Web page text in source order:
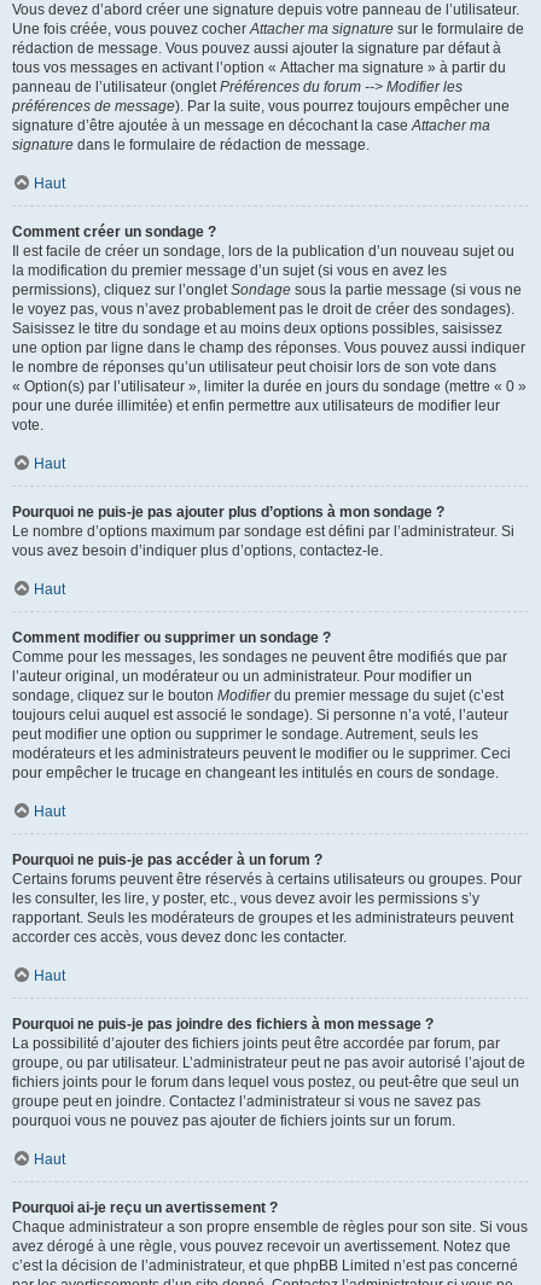
Vous devez d’abord créer une signature depuis votre panneau de l’utilisateur.
Une fois créée, vous pouvez cocherAttacher ma signature sur le formulaire de
rédaction de message. Vous pouvez aussi ajouter la signature par défaut à
tous vos messages en activant l’option « Attacher ma signature » à partir du
panneau de l’utilisateur (ongletPréférences du forum --> Modifier les
préférences de message). Par la suite, vous pourrez toujours empêcher une
signature d’être ajoutée à un message en décochant la caseAttacher ma
signature dans le formulaire de rédaction de message.
Haut
Comment créer un sondage ?
Il est facile de créer un sondage, lors de la publication d’un nouveau sujet ou
la modification du premier message d’un sujet (si vous en avez les
permissions), cliquez sur l’ongletSondage sous la partie message (si vous ne
le voyez pas, vous n’avez probablement pas le droit de créer des sondages).
Saisissez le titre du sondage et au moins deux options possibles, saisissez
une option par ligne dans le champ des réponses. Vous pouvez aussi indiquer
le nombre de réponses qu’un utilisateur peut choisir lors de son vote dans
« Option(s) par l’utilisateur », limiter la durée en jours du sondage (mettre « 0 »
pour une durée illimitée) et enfin permettre aux utilisateurs de modifier leur
vote.
Haut
Pourquoi ne puis-je pas ajouter plus d’options à mon sondage ?
Le nombre d’options maximum par sondage est défini par l’administrateur. Si
vous avez besoin d’indiquer plus d’options, contactez-le.
Haut
Comment modifier ou supprimer un sondage ?
Comme pour les messages, les sondages ne peuvent être modifiés que par
l’auteur original, un modérateur ou un administrateur. Pour modifier un
sondage, cliquez sur le bouton Modifierdu premier message du sujet (c’est
toujours celui auquel est associé le sondage). Si personne n’a voté, l’auteur
peut modifier une option ou supprimer le sondage. Autrement, seuls les
modérateurs et les administrateurs peuvent le modifier ou le supprimer. Ceci
pour empêcher le trucage en changeant les intitulés en cours de sondage.
Haut
Pourquoi ne puis-je pas accéder à un forum ?
Certains forums peuvent être réservés à certains utilisateurs ou groupes. Pour
les consulter, les lire, y poster, etc., vous devez avoir les permissions s’y
rapportant. Seuls les modérateurs de groupes et les administrateurs peuvent
accorder ces accès, vous devez donc les contacter.
Haut
Pourquoi ne puis-je pas joindre des fichiers à mon message ?
La possibilité d’ajouter des fichiers joints peut être accordée par forum, par
groupe, ou par utilisateur. L’administrateur peut ne pas avoir autorisé l’ajout de
fichiers joints pour le forum dans lequel vous postez, ou peut-être que seul un
groupe peut en joindre. Contactez l’administrateur si vous ne savez pas
pourquoi vous ne pouvez pas ajouter de fichiers joints sur un forum.
Haut
Pourquoi ai-je reçu un avertissement ?
Chaque administrateur a son propre ensemble de règles pour son site. Si vous
avez dérogé à une règle, vous pouvez recevoir un avertissement. Notez que
c’est la décision de l’administrateur, et que phpBB Limited n’est pas concerné